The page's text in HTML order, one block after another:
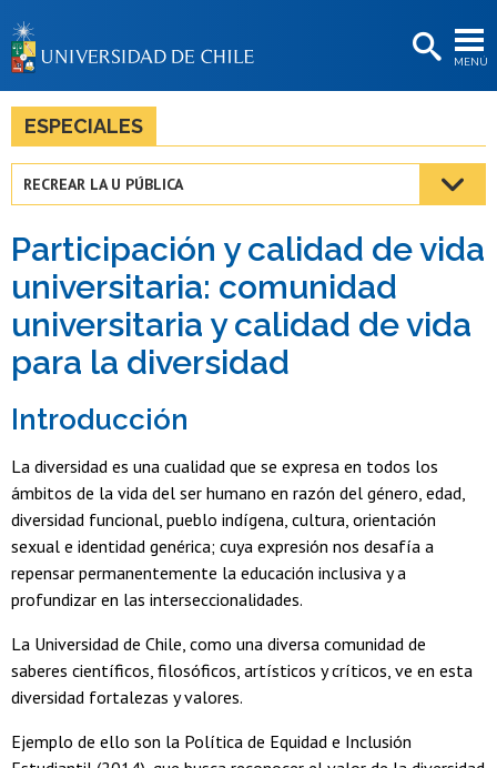
MENÚ
BIBLIOTECAS
Estudiantes
Académicas/os
Funcionarias/os
Egresadas/os
ESPECIALES
RECREAR LA U PÚBLICA
Participación y calidad de vida
universitaria: comunidad
universitaria y calidad de vida
para la diversidad
Introducción
La diversidad es una cualidad que se expresa en todos los
ámbitos de la vida del ser humano en razón del género, edad,
diversidad funcional, pueblo indígena, cultura, orientación
sexual e identidad genérica; cuya expresión nos desafía a
repensar permanentemente la educación inclusiva y a
profundizar en las interseccionalidades.
La Universidad de Chile, como una diversa comunidad de
saberes científicos, filosóficos, artísticos y críticos, ve en esta
diversidad fortalezas y valores.
Ejemplo de ello son la Política de Equidad e Inclusión